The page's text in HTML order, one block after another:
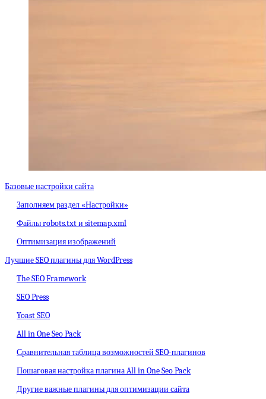
Базовые настройки сайта
Заполняем раздел «Настройки»
Файлы robots.txt и sitemap.xml
Оптимизация изображений
Лучшие SEO плагины для WordPress
The SEO Framework
SEO Press
Yoast SEO
All in One Seo Pack
Сравнительная таблица возможностей SEO-плагинов
Пошаговая настройка плагина All in One Seo Pack
Другие важные плагины для оптимизации сайта